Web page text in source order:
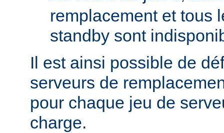
remplacement et tous
standby sont
Il est ainsi possible de
serveurs de
pour chaque jeu de
charge.